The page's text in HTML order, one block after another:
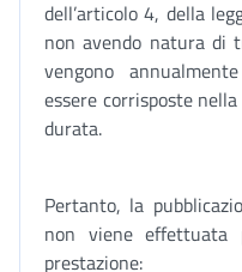
dell’articolo 4, della
non avendo natura di
vengono
essere corrisposte
durata.
Pertanto, la
non viene effettuata
prestazione: